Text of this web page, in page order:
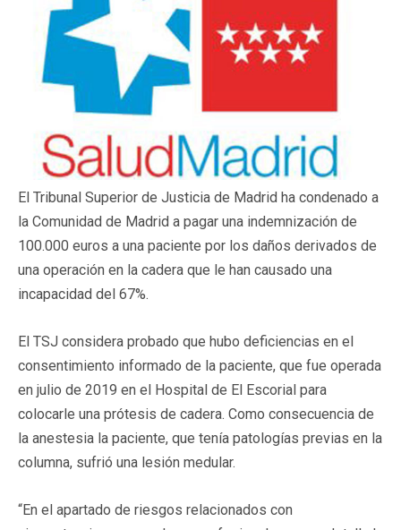
El Tribunal Superior de Justicia de Madrid ha condenado a
la Comunidad de Madrid a pagar una indemnización de
100.000 euros a una paciente por los daños derivados de
una operación en la cadera que le han causado una
incapacidad del 67%.
El TSJ considera probado que hubo deficiencias en el
consentimiento informado de la paciente, que fue operada
en julio de 2019 en el Hospital de El Escorial para
colocarle una prótesis de cadera. Como consecuencia de
la anestesia la paciente, que tenía patologías previas en la
columna, sufrió una lesión medular.
“En el apartado de riesgos relacionados con